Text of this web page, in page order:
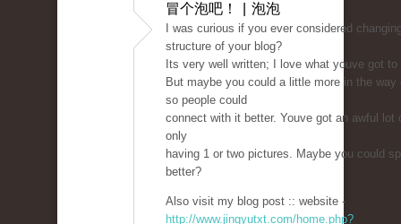
冒个泡吧！ | 泡泡
I was curious if you ever considered
structure of your blog?
Its very well written; I love what youve got to
But maybe you could a little more in the way
so people could
connect with it better. Youve got an awful lot
only
having 1 or two pictures. Maybe you could
better?
Also visit my blog post :: website -
http://www.jingyutxt.com/home.php?